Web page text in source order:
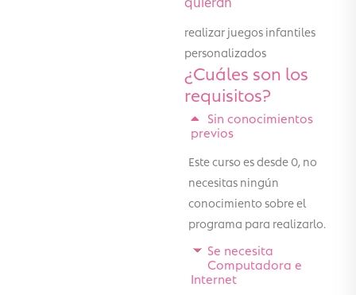
realizar juegos infantiles
personalizados
¿Cuáles son los
requisitos?
Sin conocimientos
previos
Este curso es desde 0, no
necesitas ningún
conocimiento sobre el
programa para realizarlo.
Se necesita
Computadora e
Internet